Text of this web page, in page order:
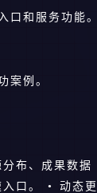
口和服务功能。
案例。
布、成果数据
入口。 • 动态更